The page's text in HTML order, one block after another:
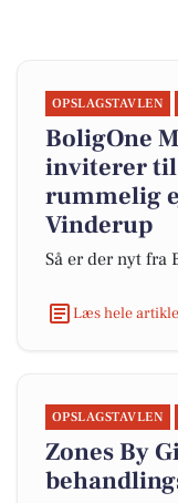
OPSLAGSTAVLEN
BoligOne
inviterer
rummelig
Vinderup
Så er der nyt fra
Læs hele
OPSLAGSTAVLEN
Zones By